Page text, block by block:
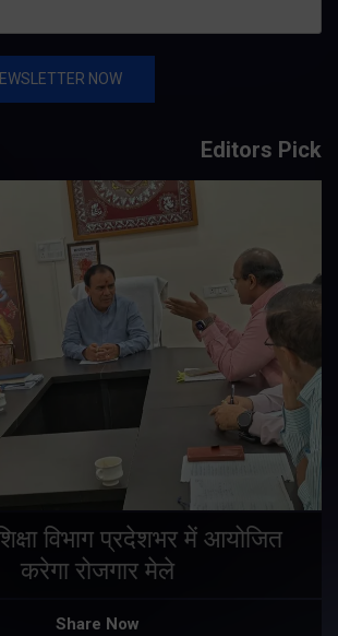
Editors Pick
विभाग प्रदेशभर में आयोजित
करेगा रोजगार मेले
Share Now